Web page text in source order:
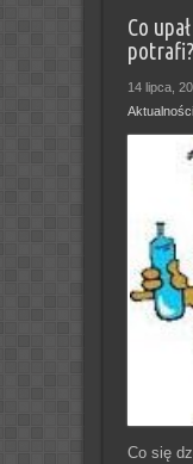
Co
potrafi?
14 lipca,
Aktualności
Co się